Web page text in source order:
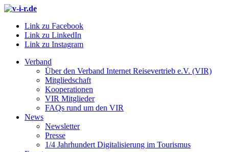
Link zu Facebook
Link zu LinkedIn
Link zu Instagram
Verband
Über den Verband Internet Reisevertrieb e.V. (VIR)
Mitgliedschaft
Kooperationen
VIR Mitglieder
FAQs rund um den VIR
News
Newsletter
Presse
1/4 Jahrhundert Digitalisierung im Tourismus